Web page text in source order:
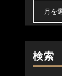
検索